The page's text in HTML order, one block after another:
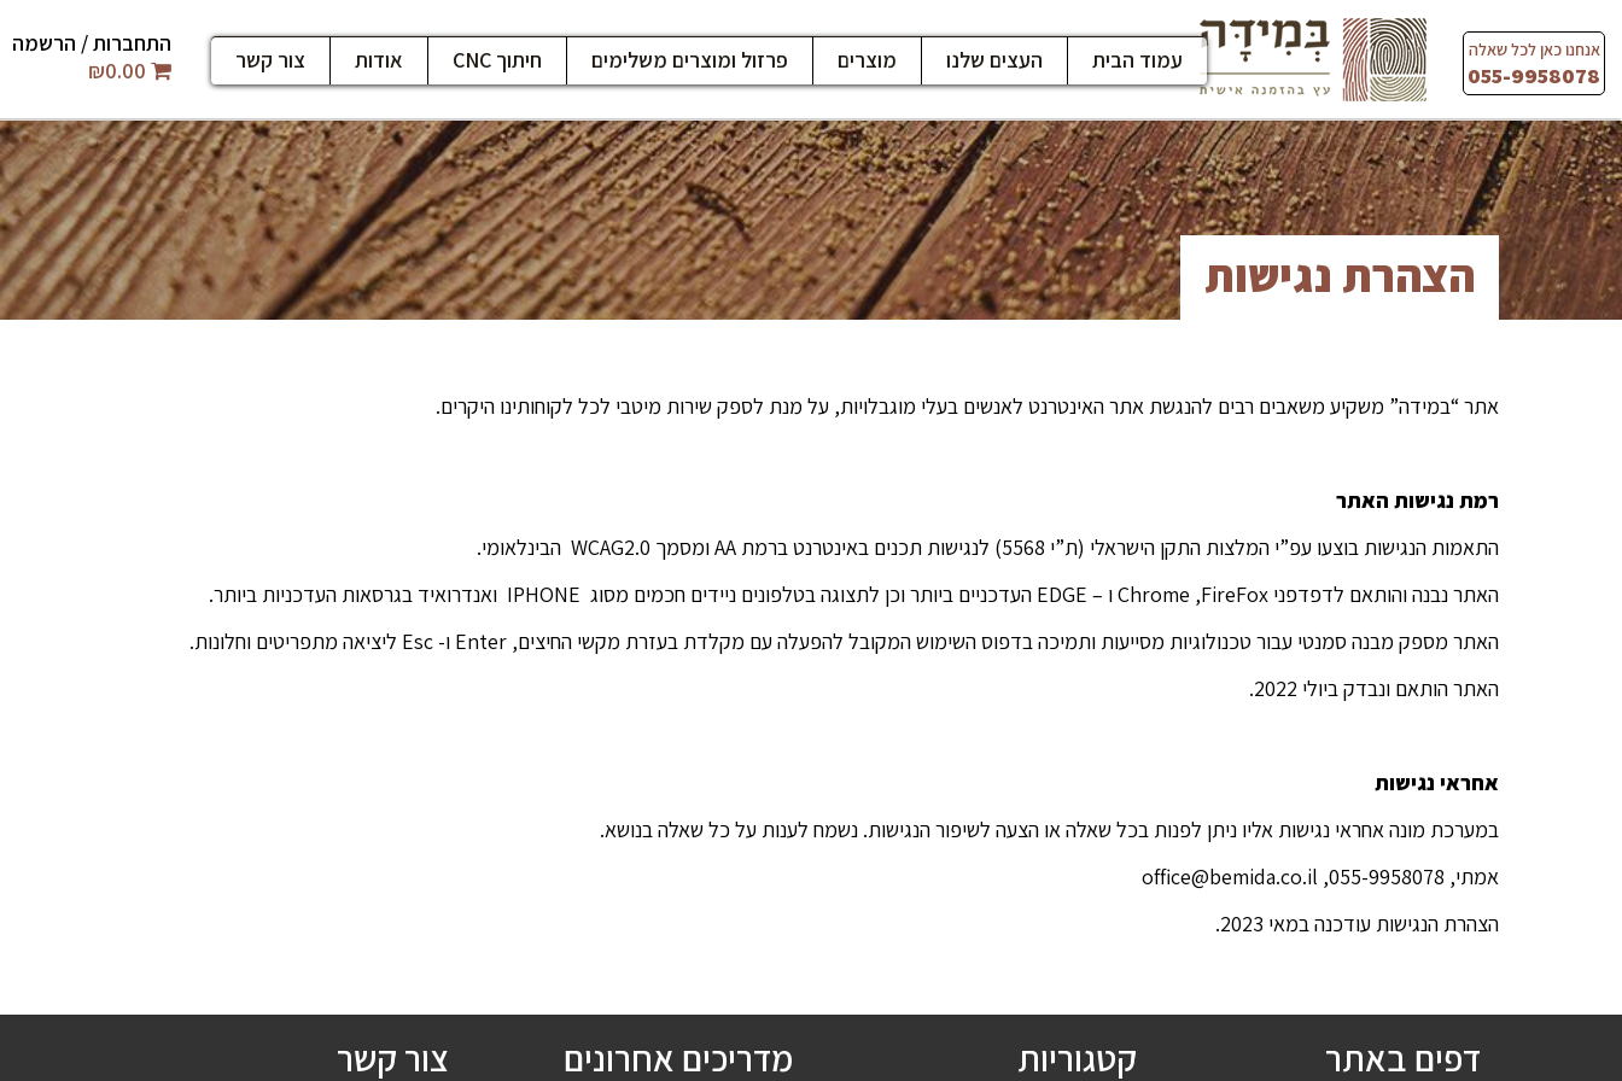
content
אנחנו כאן לכל שאלה
055-9958078
עמוד הבית העצים שלנו מוצרים פרזול ומוצרים משלימים חיתוך CNC אודות צור קשר
התחברות / הרשמה
₪0.00
הצהרת נגישות
אתר “במידה” משקיע משאבים רבים להנגשת אתר האינטרנט לאנשים בעלי מוגבלויות, על מנת לספק שירות מיטבי לכל לקוחותינו היקרים.
רמת נגישות האתר
התאמות הנגישות בוצעו עפ”י המלצות התקן הישראלי (ת”י 5568) לנגישות תכנים באינטרנט ברמת AA ומסמך WCAG2.0 הבינלאומי.
האתר נבנה והותאם לדפדפני Chrome ,FireFox ו – EDGE העדכניים ביותר וכן לתצוגה בטלפונים ניידים חכמים מסוג IPHONE ואנדרואיד בגרסאות העדכניות ביותר.
האתר מספק מבנה סמנטי עבור טכנולוגיות מסייעות ותמיכה בדפוס השימוש המקובל להפעלה עם מקלדת בעזרת מקשי החיצים, Enter ו- Esc ליציאה מתפריטים וחלונות.
האתר הותאם ונבדק ביולי 2022.
אחראי נגישות
במערכת מונה אחראי נגישות אליו ניתן לפנות בכל שאלה או הצעה לשיפור הנגישות. נשמח לענות על כל שאלה בנושא.
אמתי, 055-9958078, office@bemida.co.il
הצהרת הנגישות עודכנה במאי 2023.
דפים באתר קטגוריות מדריכים אחרונים צור קשר